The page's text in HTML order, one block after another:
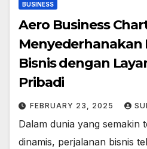
BUSINESS
Aero Business
Menyederhanakan
Bisnis dengan
Pribadi
FEBRUARY 23, 2025
Dalam dunia yang semakin
dinamis, perjalanan bisnis